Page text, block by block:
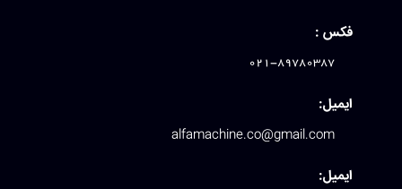
فکس :
021-89780387
ایمیل:
alfamachine.co@gmail.com
ایمیل: